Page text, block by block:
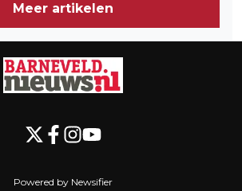
Meer artikelen
Powered by Newsifier